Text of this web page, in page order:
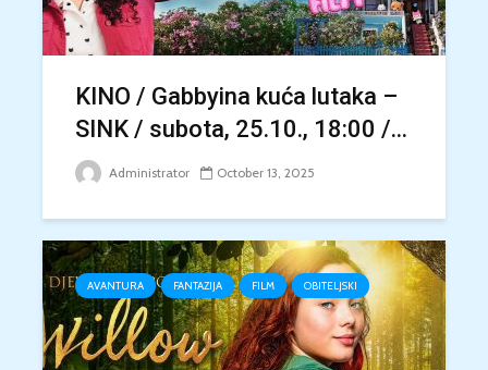
KINO / Gabbyina kuća lutaka –
SINK / subota, 25.10., 18:00 /...
Administrator October 13, 2025
AVANTURA FANTAZIJA FILM OBITELJSKI